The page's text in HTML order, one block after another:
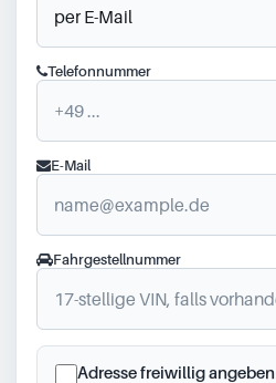
Telefonnummer
E-Mail
Fahrgestellnummer
Adresse freiwillig angeben